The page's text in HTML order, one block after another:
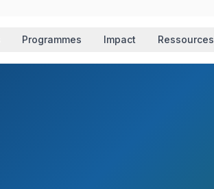
Programmes Impact Ressources